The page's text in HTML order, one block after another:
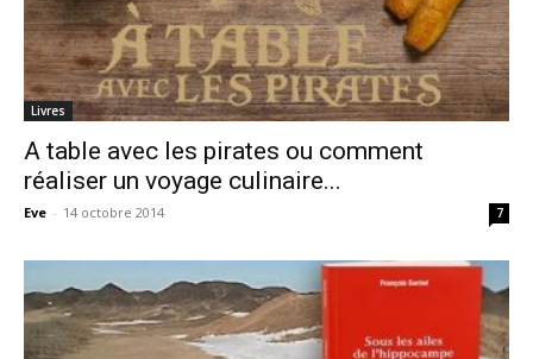
Livres
A table avec les pirates ou comment
réaliser un voyage culinaire...
Eve - 14 octobre 2014 7